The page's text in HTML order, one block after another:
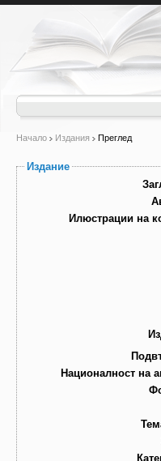
Начало Издания Преглед
Издание
Илюстрации на
Националност на